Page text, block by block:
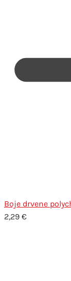
Boje drvene
2,29 €